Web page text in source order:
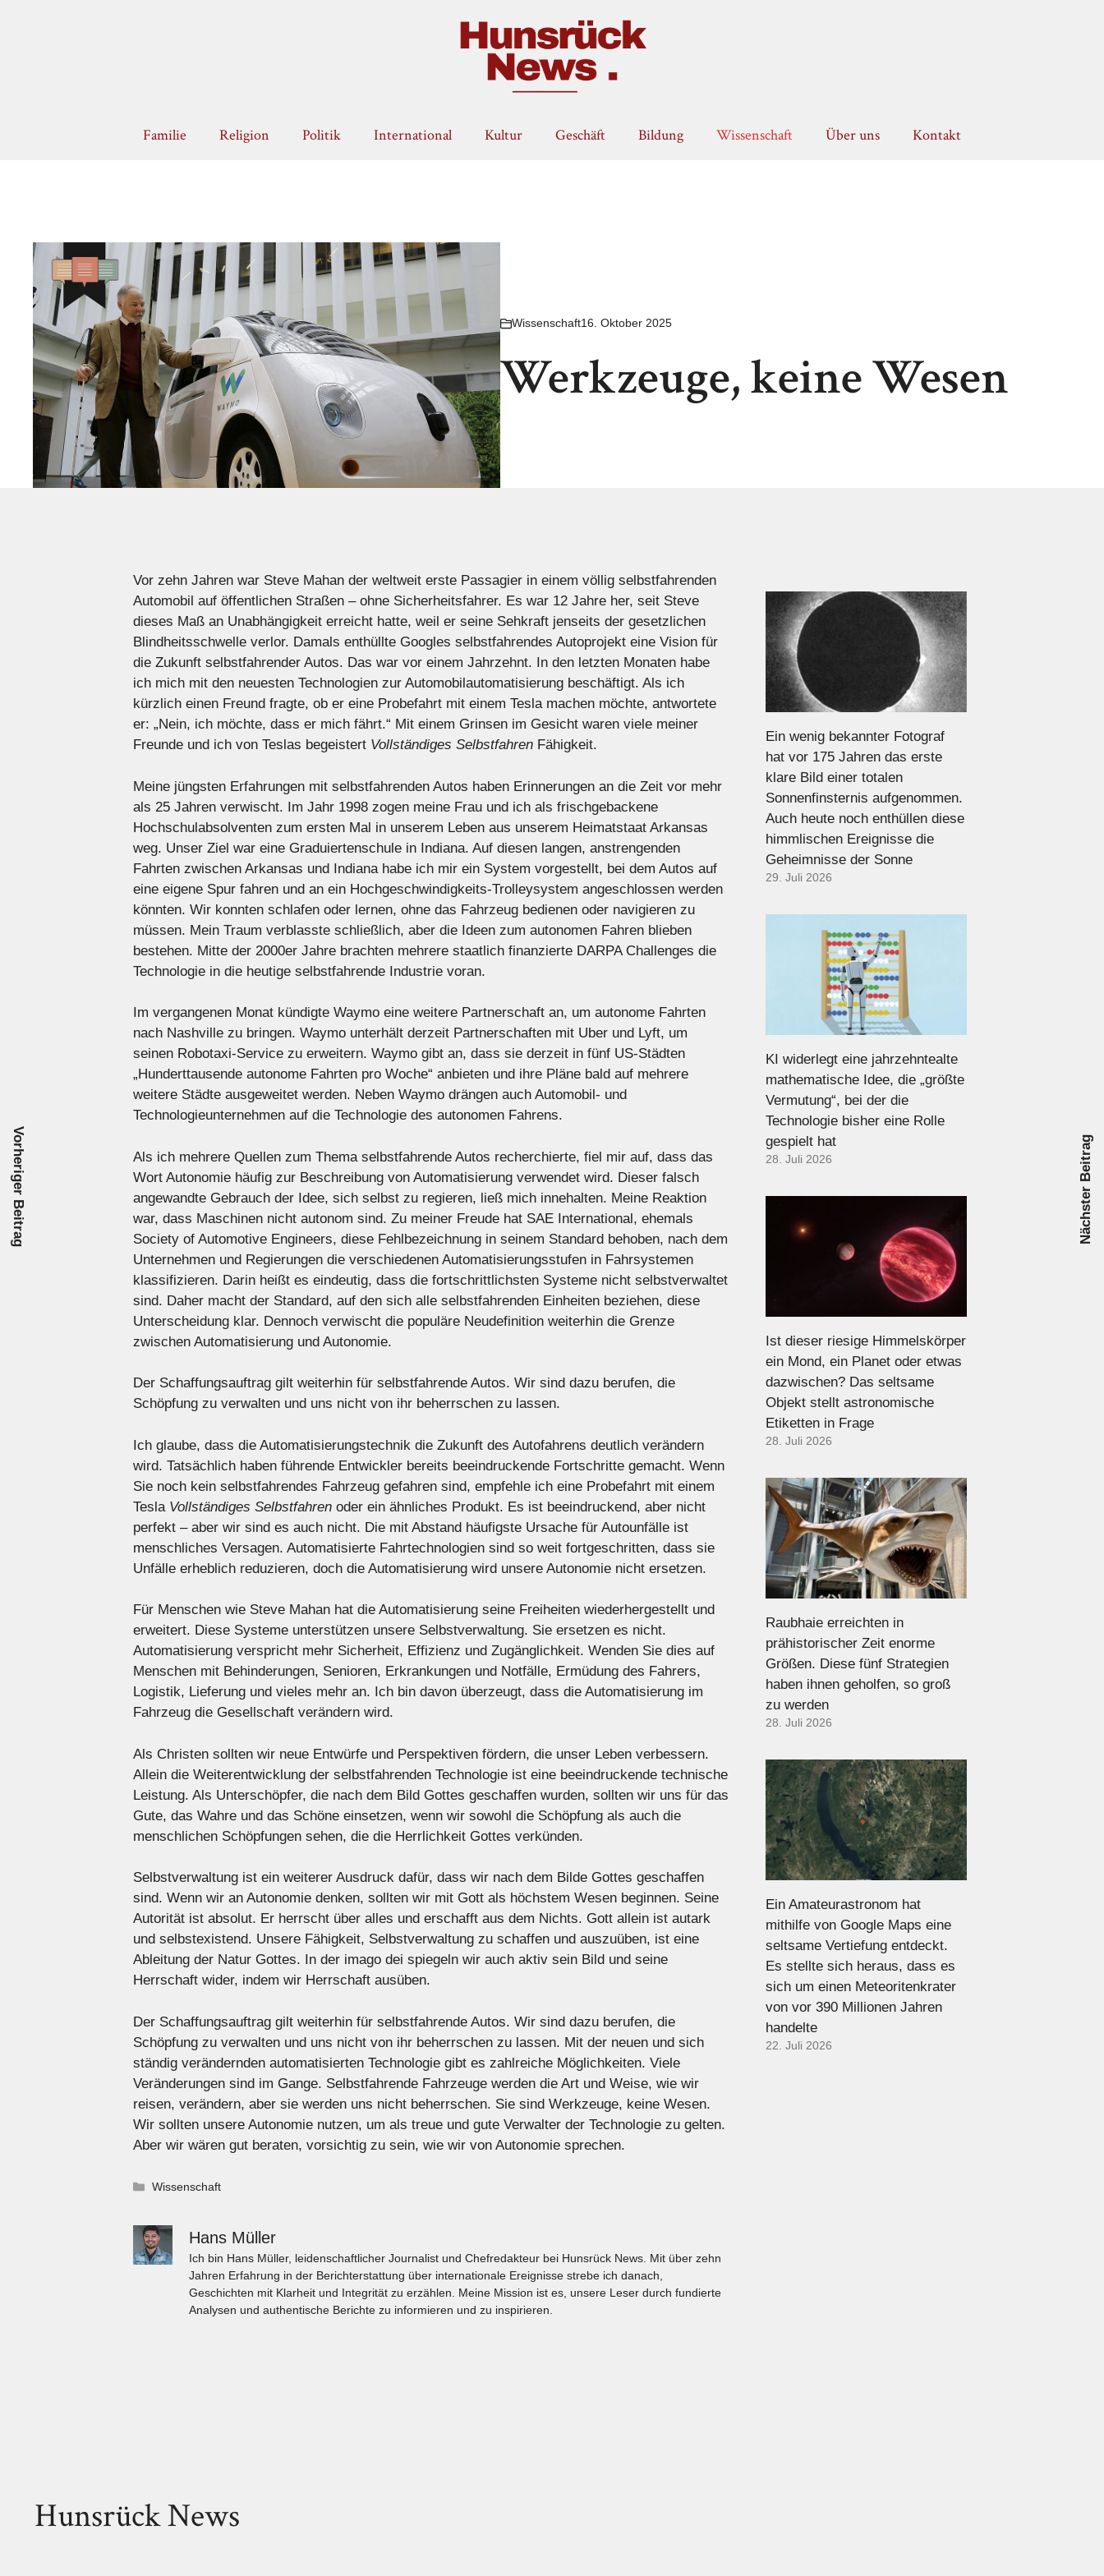
Familie Religion Politik International Kultur Geschäft Bildung Wissenschaft Über uns Kontakt
Wissenschaft16. Oktober 2025
Werkzeuge, keine Wesen
Vor zehn Jahren war Steve Mahan der weltweit erste Passagier in einem völlig selbstfahrenden
Automobil auf öffentlichen Straßen – ohne Sicherheitsfahrer. Es war 12 Jahre her, seit Steve
dieses Maß an Unabhängigkeit erreicht hatte, weil er seine Sehkraft jenseits der gesetzlichen
Blindheitsschwelle verlor. Damals enthüllte Googles selbstfahrendes Autoprojekt eine Vision für
die Zukunft selbstfahrender Autos. Das war vor einem Jahrzehnt. In den letzten Monaten habe
ich mich mit den neuesten Technologien zur Automobilautomatisierung beschäftigt. Als ich
kürzlich einen Freund fragte, ob er eine Probefahrt mit einem Tesla machen möchte, antwortete
er: „Nein, ich möchte, dass er mich fährt.“ Mit einem Grinsen im Gesicht waren viele meiner
Freunde und ich von Teslas begeistert Vollständiges Selbstfahren Fähigkeit.
Meine jüngsten Erfahrungen mit selbstfahrenden Autos haben Erinnerungen an die Zeit vor mehr
als 25 Jahren verwischt. Im Jahr 1998 zogen meine Frau und ich als frischgebackene
Hochschulabsolventen zum ersten Mal in unserem Leben aus unserem Heimatstaat Arkansas
weg. Unser Ziel war eine Graduiertenschule in Indiana. Auf diesen langen, anstrengenden
Fahrten zwischen Arkansas und Indiana habe ich mir ein System vorgestellt, bei dem Autos auf
eine eigene Spur fahren und an ein Hochgeschwindigkeits-Trolleysystem angeschlossen werden
könnten. Wir konnten schlafen oder lernen, ohne das Fahrzeug bedienen oder navigieren zu
müssen. Mein Traum verblasste schließlich, aber die Ideen zum autonomen Fahren blieben
bestehen. Mitte der 2000er Jahre brachten mehrere staatlich finanzierte DARPA Challenges die
Technologie in die heutige selbstfahrende Industrie voran.
Im vergangenen Monat kündigte Waymo eine weitere Partnerschaft an, um autonome Fahrten
nach Nashville zu bringen. Waymo unterhält derzeit Partnerschaften mit Uber und Lyft, um
seinen Robotaxi-Service zu erweitern. Waymo gibt an, dass sie derzeit in fünf US-Städten
„Hunderttausende autonome Fahrten pro Woche“ anbieten und ihre Pläne bald auf mehrere
weitere Städte ausgeweitet werden. Neben Waymo drängen auch Automobil- und
Technologieunternehmen auf die Technologie des autonomen Fahrens.
Als ich mehrere Quellen zum Thema selbstfahrende Autos recherchierte, fiel mir auf, dass das
Wort Autonomie häufig zur Beschreibung von Automatisierung verwendet wird. Dieser falsch
angewandte Gebrauch der Idee, sich selbst zu regieren, ließ mich innehalten. Meine Reaktion
war, dass Maschinen nicht autonom sind. Zu meiner Freude hat SAE International, ehemals
Society of Automotive Engineers, diese Fehlbezeichnung in seinem Standard behoben, nach dem
Unternehmen und Regierungen die verschiedenen Automatisierungsstufen in Fahrsystemen
klassifizieren. Darin heißt es eindeutig, dass die fortschrittlichsten Systeme nicht selbstverwaltet
sind. Daher macht der Standard, auf den sich alle selbstfahrenden Einheiten beziehen, diese
Unterscheidung klar. Dennoch verwischt die populäre Neudefinition weiterhin die Grenze
zwischen Automatisierung und Autonomie.
Der Schaffungsauftrag gilt weiterhin für selbstfahrende Autos. Wir sind dazu berufen, die
Schöpfung zu verwalten und uns nicht von ihr beherrschen zu lassen.
Ich glaube, dass die Automatisierungstechnik die Zukunft des Autofahrens deutlich verändern
wird. Tatsächlich haben führende Entwickler bereits beeindruckende Fortschritte gemacht. Wenn
Sie noch kein selbstfahrendes Fahrzeug gefahren sind, empfehle ich eine Probefahrt mit einem
Tesla Vollständiges Selbstfahren oder ein ähnliches Produkt. Es ist beeindruckend, aber nicht
perfekt – aber wir sind es auch nicht. Die mit Abstand häufigste Ursache für Autounfälle ist
menschliches Versagen. Automatisierte Fahrtechnologien sind so weit fortgeschritten, dass sie
Unfälle erheblich reduzieren, doch die Automatisierung wird unsere Autonomie nicht ersetzen.
Für Menschen wie Steve Mahan hat die Automatisierung seine Freiheiten wiederhergestellt und
erweitert. Diese Systeme unterstützen unsere Selbstverwaltung. Sie ersetzen es nicht.
Automatisierung verspricht mehr Sicherheit, Effizienz und Zugänglichkeit. Wenden Sie dies auf
Menschen mit Behinderungen, Senioren, Erkrankungen und Notfälle, Ermüdung des Fahrers,
Logistik, Lieferung und vieles mehr an. Ich bin davon überzeugt, dass die Automatisierung im
Fahrzeug die Gesellschaft verändern wird.
Als Christen sollten wir neue Entwürfe und Perspektiven fördern, die unser Leben verbessern.
Allein die Weiterentwicklung der selbstfahrenden Technologie ist eine beeindruckende technische
Leistung. Als Unterschöpfer, die nach dem Bild Gottes geschaffen wurden, sollten wir uns für das
Gute, das Wahre und das Schöne einsetzen, wenn wir sowohl die Schöpfung als auch die
menschlichen Schöpfungen sehen, die die Herrlichkeit Gottes verkünden.
Selbstverwaltung ist ein weiterer Ausdruck dafür, dass wir nach dem Bilde Gottes geschaffen
sind. Wenn wir an Autonomie denken, sollten wir mit Gott als höchstem Wesen beginnen. Seine
Autorität ist absolut. Er herrscht über alles und erschafft aus dem Nichts. Gott allein ist autark
und selbstexistend. Unsere Fähigkeit, Selbstverwaltung zu schaffen und auszuüben, ist eine
Ableitung der Natur Gottes. In der imago dei spiegeln wir auch aktiv sein Bild und seine
Herrschaft wider, indem wir Herrschaft ausüben.
Der Schaffungsauftrag gilt weiterhin für selbstfahrende Autos. Wir sind dazu berufen, die
Schöpfung zu verwalten und uns nicht von ihr beherrschen zu lassen. Mit der neuen und sich
ständig verändernden automatisierten Technologie gibt es zahlreiche Möglichkeiten. Viele
Veränderungen sind im Gange. Selbstfahrende Fahrzeuge werden die Art und Weise, wie wir
reisen, verändern, aber sie werden uns nicht beherrschen. Sie sind Werkzeuge, keine Wesen.
Wir sollten unsere Autonomie nutzen, um als treue und gute Verwalter der Technologie zu gelten.
Aber wir wären gut beraten, vorsichtig zu sein, wie wir von Autonomie sprechen.
Kategorien
Wissenschaft
Hans Müller
Ich bin Hans Müller, leidenschaftlicher Journalist und Chefredakteur bei Hunsrück News. Mit über zehn
Jahren Erfahrung in der Berichterstattung über internationale Ereignisse strebe ich danach,
Geschichten mit Klarheit und Integrität zu erzählen. Meine Mission ist es, unsere Leser durch fundierte
Analysen und authentische Berichte zu informieren und zu inspirieren.
Vorheriger Beitrag Nächster Beitrag
Ein wenig bekannter Fotograf
hat vor 175 Jahren das erste
klare Bild einer totalen
Sonnenfinsternis aufgenommen.
Auch heute noch enthüllen diese
himmlischen Ereignisse die
Geheimnisse der Sonne
29. Juli 2026
KI widerlegt eine jahrzehntealte
mathematische Idee, die „größte
Vermutung“, bei der die
Technologie bisher eine Rolle
gespielt hat
28. Juli 2026
Ist dieser riesige Himmelskörper
ein Mond, ein Planet oder etwas
dazwischen? Das seltsame
Objekt stellt astronomische
Etiketten in Frage
28. Juli 2026
Raubhaie erreichten in
prähistorischer Zeit enorme
Größen. Diese fünf Strategien
haben ihnen geholfen, so groß
zu werden
28. Juli 2026
Ein Amateurastronom hat
mithilfe von Google Maps eine
seltsame Vertiefung entdeckt.
Es stellte sich heraus, dass es
sich um einen Meteoritenkrater
von vor 390 Millionen Jahren
handelte
22. Juli 2026
Hunsrück News